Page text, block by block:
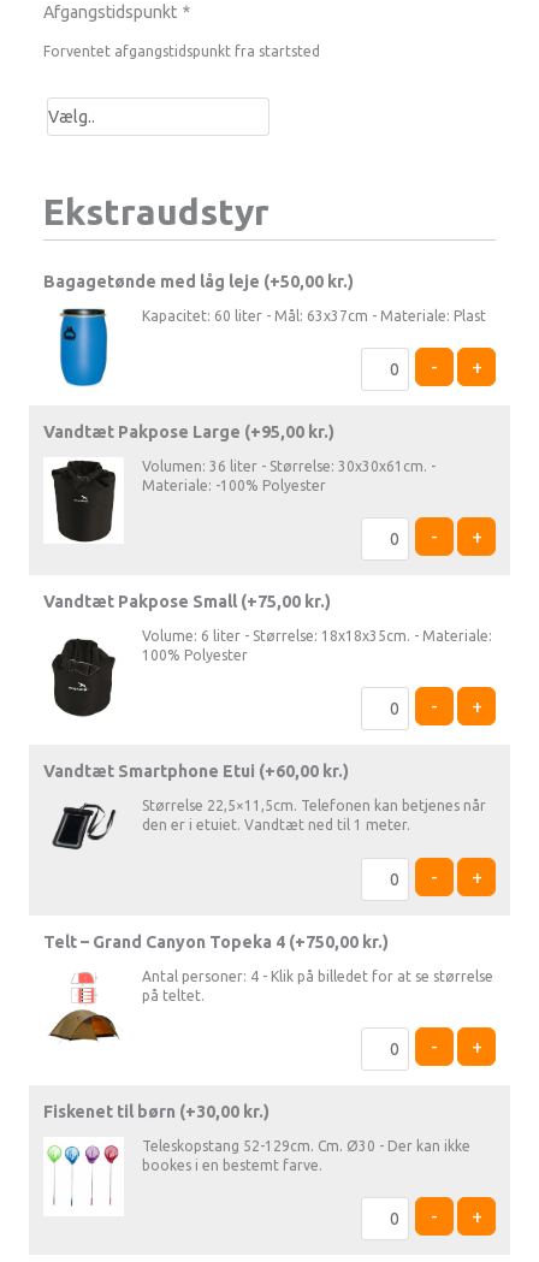
Afgangstidspunkt *
Forventet afgangstidspunkt fra startsted
Ekstraudstyr
Bagagetønde med låg leje (+50,00 kr.)
Kapacitet: 60 liter - Mål: 63x37cm - Materiale: Plast
- +
Vandtæt Pakpose Large (+95,00 kr.)
Volumen: 36 liter - Størrelse: 30x30x61cm. -
Materiale: -100% Polyester
- +
Vandtæt Pakpose Small (+75,00 kr.)
Volume: 6 liter - Størrelse: 18x18x35cm. - Materiale:
100% Polyester
- +
Vandtæt Smartphone Etui (+60,00 kr.)
Størrelse 22,5×11,5cm. Telefonen kan betjenes når
den er i etuiet. Vandtæt ned til 1 meter.
- +
Telt – Grand Canyon Topeka 4 (+750,00 kr.)
Antal personer: 4 - Klik på billedet for at se størrelse
på teltet.
- +
Fiskenet til børn (+30,00 kr.)
Teleskopstang 52-129cm. Cm. Ø30 - Der kan ikke
bookes i en bestemt farve.
- +